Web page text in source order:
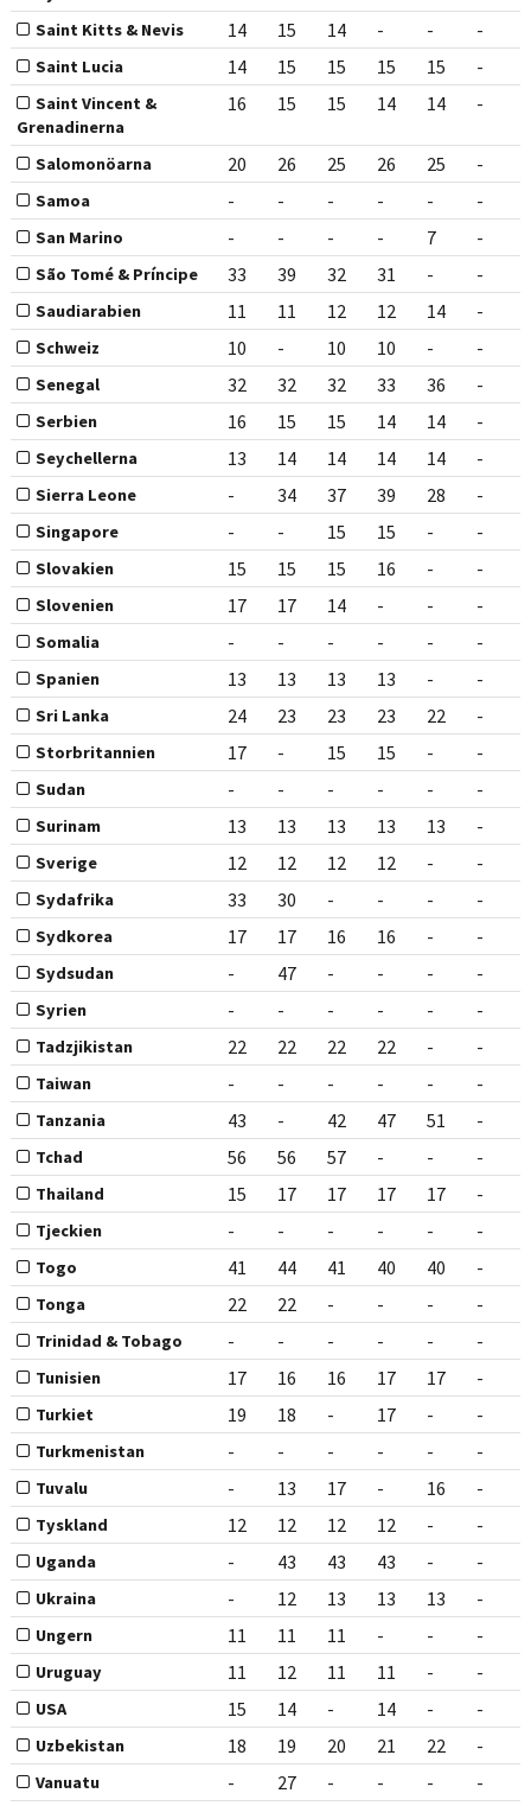
Saint Kitts & Nevis 14 15 14 - - -
Saint Lucia 14 15 15 15 15 -
Saint Vincent &
Grenadinerna
16 15 15 14 14 -
Salomonöarna 20 26 25 26 25 -
Samoa - - - - - -
San Marino - - - - 7 -
São Tomé & Príncipe 33 39 32 31 - -
Saudiarabien 11 11 12 12 14 -
Schweiz 10 - 10 10 - -
Senegal 32 32 32 33 36 -
Serbien 16 15 15 14 14 -
Seychellerna 13 14 14 14 14 -
Sierra Leone - 34 37 39 28 -
Singapore - - 15 15 - -
Slovakien 15 15 15 16 - -
Slovenien 17 17 14 - - -
Somalia - - - - - -
Spanien 13 13 13 13 - -
Sri Lanka 24 23 23 23 22 -
Storbritannien 17 - 15 15 - -
Sudan - - - - - -
Surinam 13 13 13 13 13 -
Sverige 12 12 12 12 - -
Sydafrika 33 30 - - - -
Sydkorea 17 17 16 16 - -
Sydsudan - 47 - - - -
Syrien - - - - - -
Tadzjikistan 22 22 22 22 - -
Taiwan - - - - - -
Tanzania 43 - 42 47 51 -
Tchad 56 56 57 - - -
Thailand 15 17 17 17 17 -
Tjeckien - - - - - -
Togo 41 44 41 40 40 -
Tonga 22 22 - - - -
Trinidad & Tobago - - - - - -
Tunisien 17 16 16 17 17 -
Turkiet 19 18 - 17 - -
Turkmenistan - - - - - -
Tuvalu - 13 17 - 16 -
Tyskland 12 12 12 12 - -
Uganda - 43 43 43 - -
Ukraina - 12 13 13 13 -
Ungern 11 11 11 - - -
Uruguay 11 12 11 11 - -
USA 15 14 - 14 - -
Uzbekistan 18 19 20 21 22 -
Vanuatu - 27 - - - -